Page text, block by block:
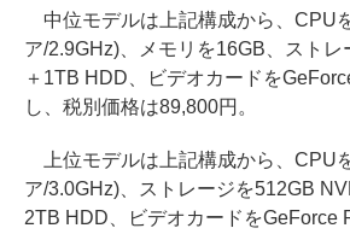
中位モデルは上記構成から、CPU
ア/2.9GHz)、メモリを16GB、スト
＋1TB HDD、ビデオカードを
し、税別価格は89,800円。
上位モデルは上記構成から、CPU
ア/3.0GHz)、ストレージを512GB
2TB HDD、ビデオカードをGeForce